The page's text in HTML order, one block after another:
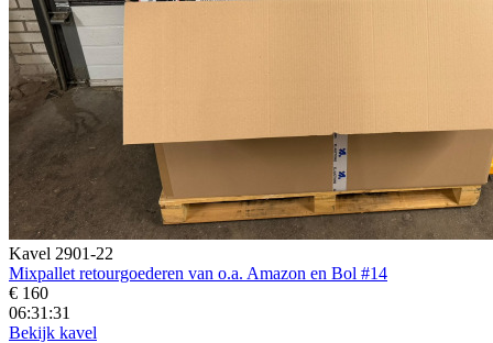
Kavel 2901-22
Mixpallet retourgoederen van o.a. Amazon en Bol #14
€ 160
06:31:29
Bekijk kavel